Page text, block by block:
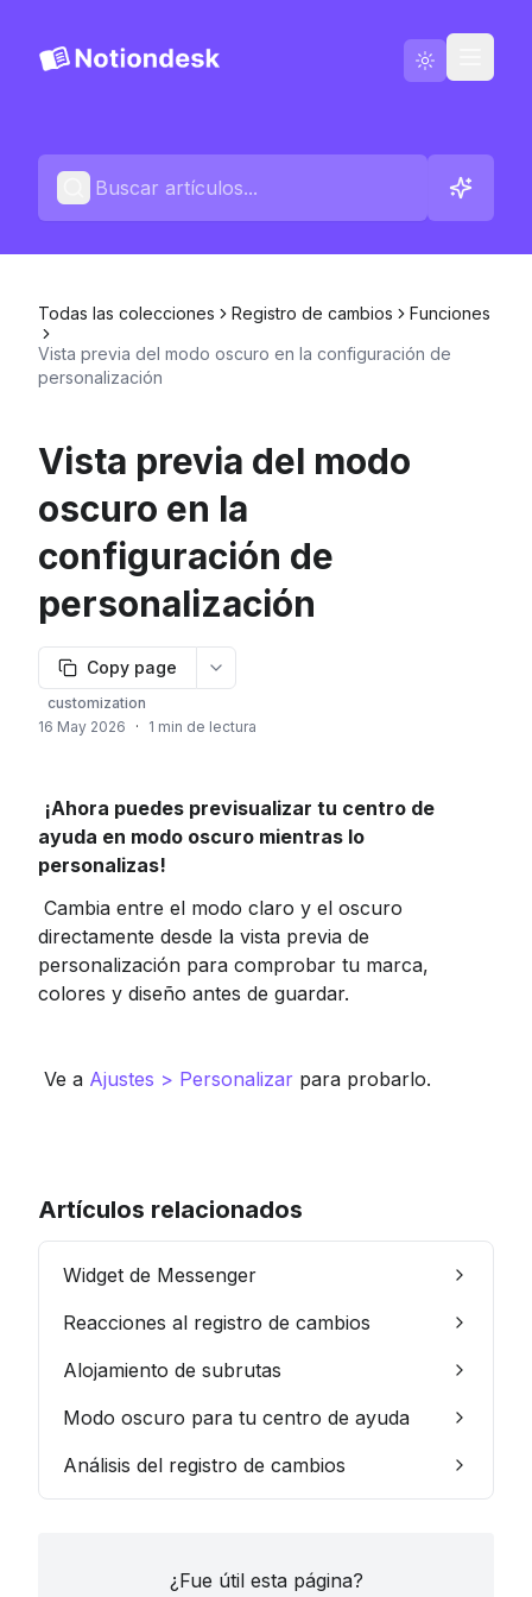
Blog
Español
Registros de cambios
Todas las colecciones Registro de cambios
Funciones
Vista previa del modo oscuro en la configuración de
personalización
Vista previa del modo
oscuro en la
configuración de
personalización
Copy page More options
customization
16 May 2026
· 1 min de lectura
¡Ahora puedes previsualizar tu centro de
ayuda en modo oscuro mientras lo
personalizas!
directamente desde la vista previa de
personalización para comprobar tu marca,
colores y diseño antes de guardar.
Ve a Ajustes > Personalizar para probarlo.
Artículos relacionados
Widget de Messenger
Reacciones al registro de cambios
Alojamiento de subrutas
Modo oscuro para tu centro de ayuda
Análisis del registro de cambios
¿Fue útil esta página?